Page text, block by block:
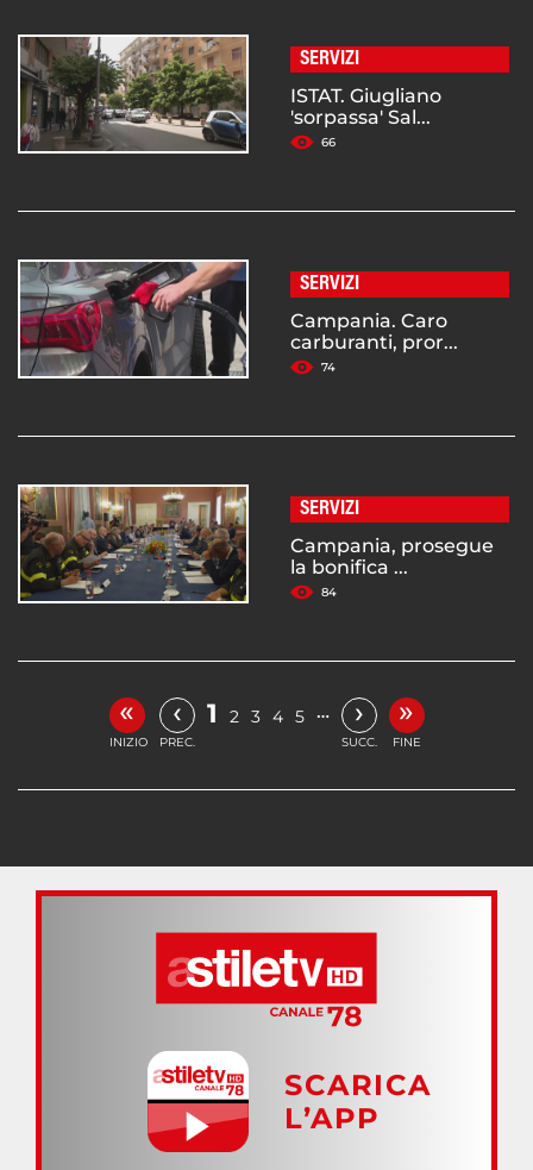
SERVIZI
ISTAT. Giugliano
'sorpassa' Sal...
66
SERVIZI
Campania. Caro
carburanti, pror...
74
SERVIZI
Campania, prosegue
la bonifica ...
84
«
INIZIO
‹
PREC.
1 2 3 4 5 … ›
SUCC.
»
FINE
SCARICA
L’APP